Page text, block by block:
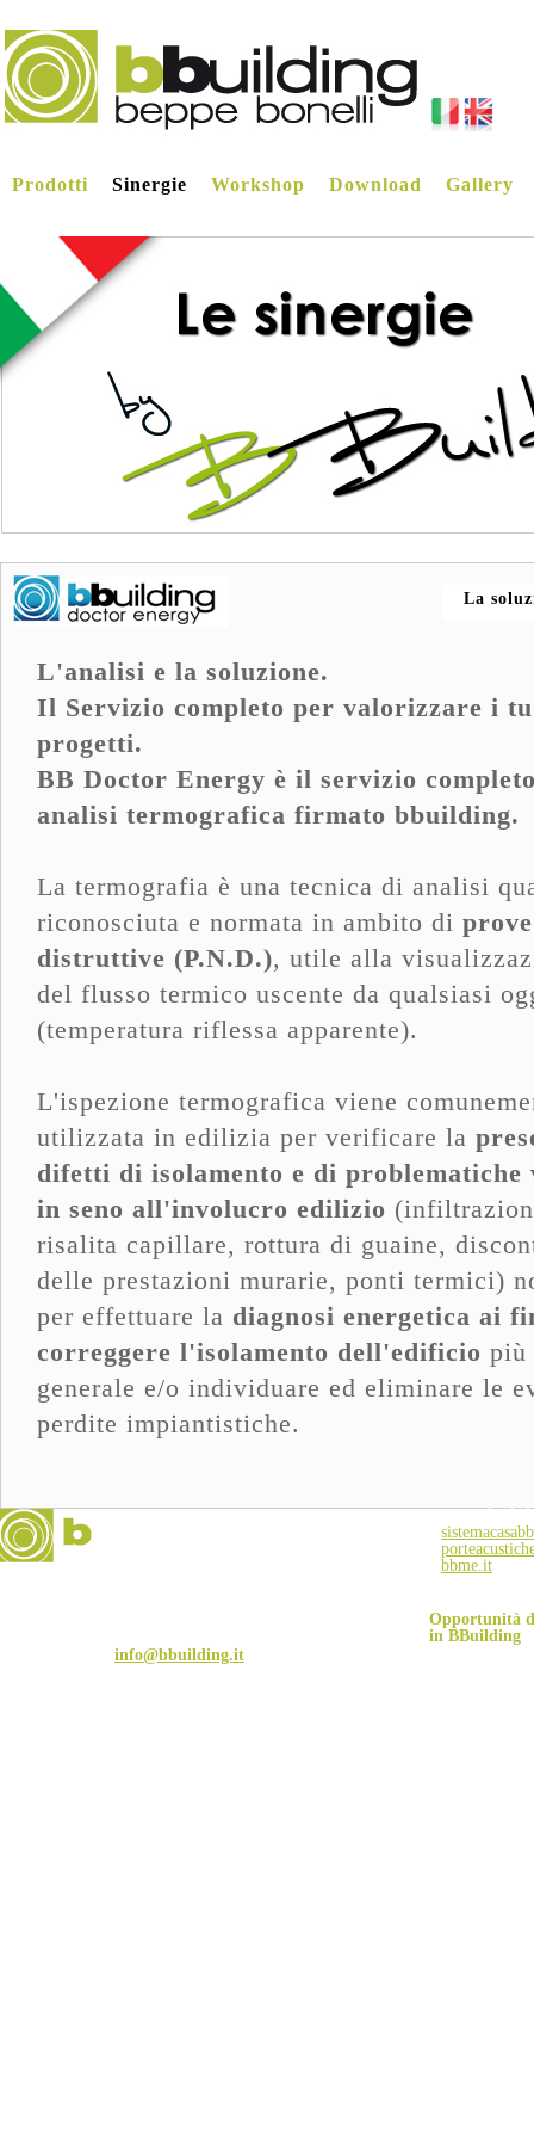
Prodotti Sinergie Workshop Download Gallery
La
L'analisi e la soluzione.
Il Servizio completo per valorizzare i
progetti.
BB Doctor Energy è il servizio
analisi termografica firmato bbuilding.
La termografia è una tecnica di analisi
riconosciuta e normata in ambito di
distruttive (P.N.D.), utile alla
del flusso termico uscente da qualsiasi
(temperatura riflessa apparente).
L'ispezione termografica viene
utilizzata in edilizia per verificare la
difetti di isolamento e di problematiche
in seno all'involucro edilizio
risalita capillare, rottura di guaine,
delle prestazioni murarie, ponti termici)
per effettuare la diagnosi energetica ai
correggere l'isolamento dell'edificio più
generale e/o individuare ed eliminare le
perdite impiantistiche.
info@bbuilding.it
I nostri
bbme.it
Opportunità
in BBuilding